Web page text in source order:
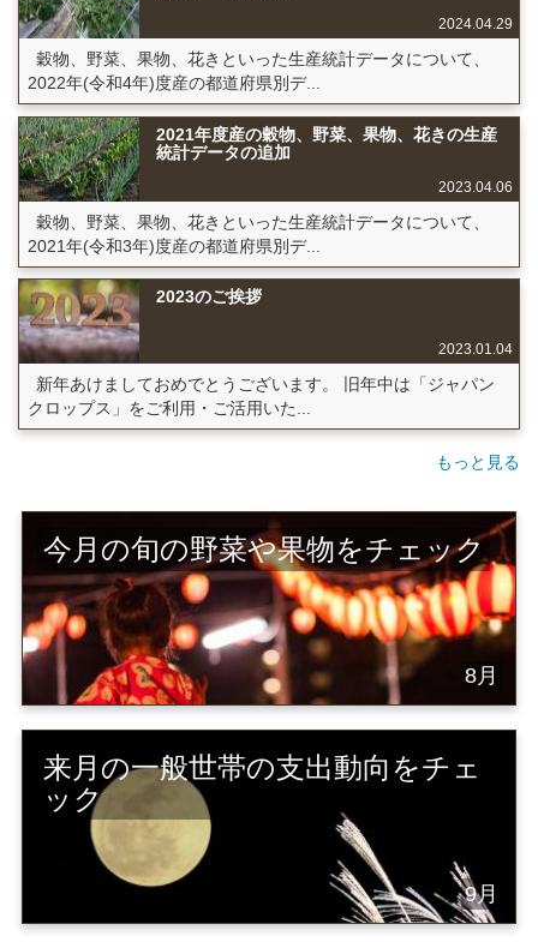
2024.04.29
穀物、野菜、果物、花きといった生産統計データについて、
2022年(令和4年)度産の都道府県別デ...
2021年度産の穀物、野菜、果物、花きの生産
統計データの追加
2023.04.06
穀物、野菜、果物、花きといった生産統計データについて、
2021年(令和3年)度産の都道府県別デ...
2023のご挨拶
2023.01.04
新年あけましておめでとうございます。 旧年中は「ジャパン
クロップス」をご利用・ご活用いた...
もっと見る
今月の旬の野菜や果物をチェック
8月
来月の一般世帯の支出動向をチェ
ック
9月